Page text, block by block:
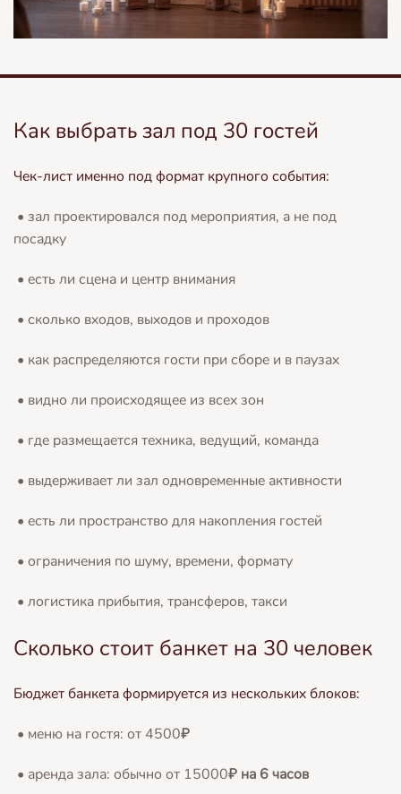
Как выбрать зал под 30 гостей
Чек-лист именно под формат крупного события:
• зал проектировался под мероприятия, а не под
посадку
• есть ли сцена и центр внимания
• сколько входов, выходов и проходов
• как распределяются гости при сборе и в паузах
• видно ли происходящее из всех зон
• где размещается техника, ведущий, команда
• выдерживает ли зал одновременные активности
• есть ли пространство для накопления гостей
• ограничения по шуму, времени, формату
• логистика прибытия, трансферов, такси
Сколько стоит банкет на 30 человек
Бюджет банкета формируется из нескольких блоков:
• меню на гостя: от 4500₽
• аренда зала: обычно от 15000₽ на 6 часов